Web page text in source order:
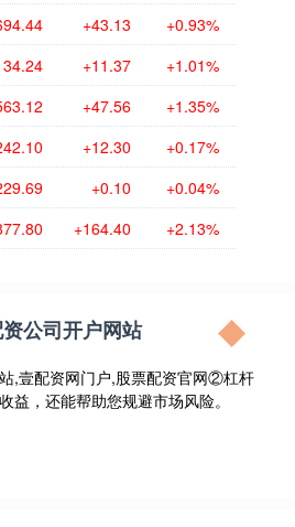
+43.13 +0.93%
+11.37 +1.01%
+47.56 +1.35%
+12.30 +0.17%
+0.10 +0.04%
+164.40 +2.13%
公司开户网站
,壹配资网门户,股票配资官网②杠杆
益，还能帮助您规避市场风险。